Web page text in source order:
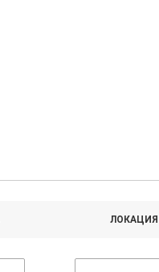
ЛОКАЦИЯ